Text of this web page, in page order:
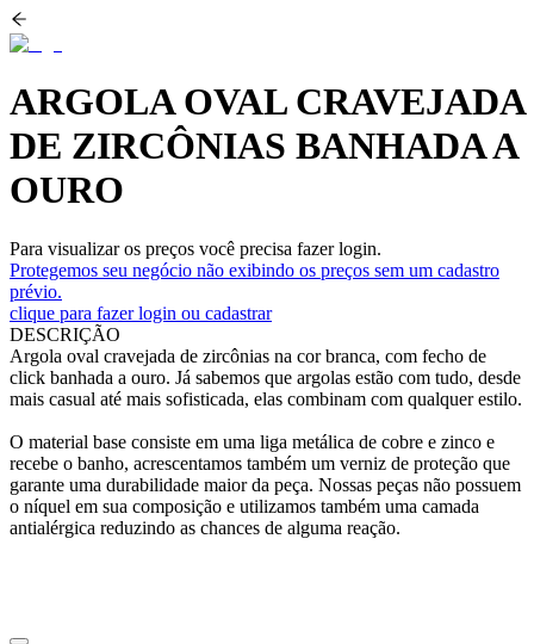
ARGOLA OVAL CRAVEJADA
DE ZIRCÔNIAS BANHADA A
OURO
Para visualizar os preços você precisa fazer login.
Protegemos seu negócio não exibindo os preços sem um cadastro
prévio.
clique para fazer login ou cadastrar
DESCRIÇÃO
Argola oval cravejada de zircônias na cor branca, com fecho de
click banhada a ouro. Já sabemos que argolas estão com tudo, desde
mais casual até mais sofisticada, elas combinam com qualquer estilo.
O material base consiste em uma liga metálica de cobre e zinco e
recebe o banho, acrescentamos também um verniz de proteção que
garante uma durabilidade maior da peça. Nossas peças não possuem
o níquel em sua composição e utilizamos também uma camada
antialérgica reduzindo as chances de alguma reação.